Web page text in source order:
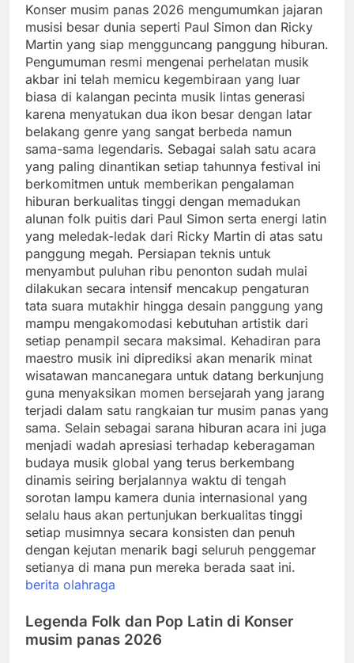
Konser musim panas 2026 mengumumkan jajaran
musisi besar dunia seperti Paul Simon dan Ricky
Martin yang siap mengguncang panggung hiburan.
Pengumuman resmi mengenai perhelatan musik
akbar ini telah memicu kegembiraan yang luar
biasa di kalangan pecinta musik lintas generasi
karena menyatukan dua ikon besar dengan latar
belakang genre yang sangat berbeda namun
sama-sama legendaris. Sebagai salah satu acara
yang paling dinantikan setiap tahunnya festival ini
berkomitmen untuk memberikan pengalaman
hiburan berkualitas tinggi dengan memadukan
alunan folk puitis dari Paul Simon serta energi latin
yang meledak-ledak dari Ricky Martin di atas satu
panggung megah. Persiapan teknis untuk
menyambut puluhan ribu penonton sudah mulai
dilakukan secara intensif mencakup pengaturan
tata suara mutakhir hingga desain panggung yang
mampu mengakomodasi kebutuhan artistik dari
setiap penampil secara maksimal. Kehadiran para
maestro musik ini diprediksi akan menarik minat
wisatawan mancanegara untuk datang berkunjung
guna menyaksikan momen bersejarah yang jarang
terjadi dalam satu rangkaian tur musim panas yang
sama. Selain sebagai sarana hiburan acara ini juga
menjadi wadah apresiasi terhadap keberagaman
budaya musik global yang terus berkembang
dinamis seiring berjalannya waktu di tengah
sorotan lampu kamera dunia internasional yang
selalu haus akan pertunjukan berkualitas tinggi
setiap musimnya secara konsisten dan penuh
dengan kejutan menarik bagi seluruh penggemar
setianya di mana pun mereka berada saat ini.
berita olahraga
Legenda Folk dan Pop Latin di Konser
musim panas 2026